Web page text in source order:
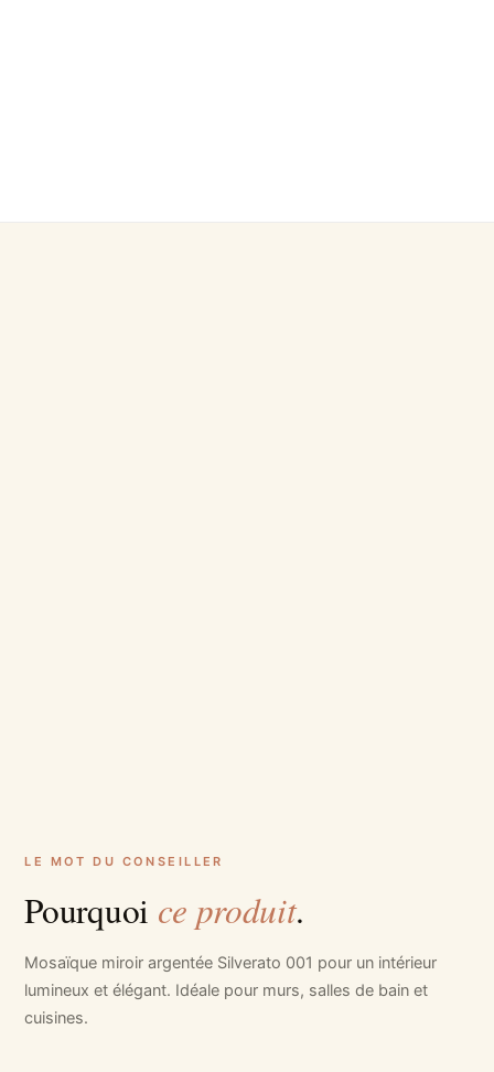
LE MOT DU CONSEILLER
Pourquoi ce produit.
Mosaïque miroir argentée Silverato 001 pour un intérieur
lumineux et élégant. Idéale pour murs, salles de bain et
cuisines.